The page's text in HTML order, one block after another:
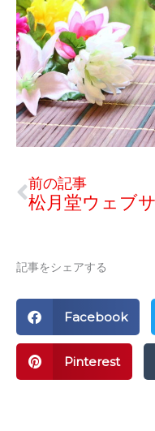
Prev
前の記事
記事をシェアする
Facebook
Pinterest